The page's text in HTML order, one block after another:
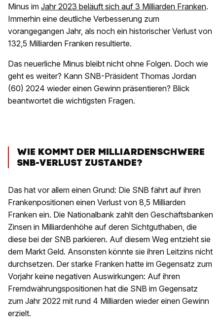
Minus im Jahr 2023 beläuft sich auf 3 Milliarden Franken.
Immerhin eine deutliche Verbesserung zum
vorangegangen Jahr, als noch ein historischer Verlust von
132,5 Milliarden Franken resultierte.
Das neuerliche Minus bleibt nicht ohne Folgen. Doch wie
geht es weiter? Kann SNB-Präsident Thomas Jordan
(60) 2024 wieder einen Gewinn präsentieren? Blick
beantwortet die wichtigsten Fragen.
WIE KOMMT DER MILLIARDENSCHWERE
SNB-VERLUST ZUSTANDE?
Das hat vor allem einen Grund: Die SNB fährt auf ihren
Frankenpositionen einen Verlust von 8,5 Milliarden
Franken ein. Die Nationalbank zahlt den Geschäftsbanken
Zinsen in Milliardenhöhe auf deren Sichtguthaben, die
diese bei der SNB parkieren. Auf diesem Weg entzieht sie
dem Markt Geld. Ansonsten könnte sie ihren Leitzins nicht
durchsetzen. Der starke Franken hatte im Gegensatz zum
Vorjahr keine negativen Auswirkungen: Auf ihren
Fremdwährungspositionen hat die SNB im Gegensatz
zum Jahr 2022 mit rund 4 Milliarden wieder einen Gewinn
erzielt.